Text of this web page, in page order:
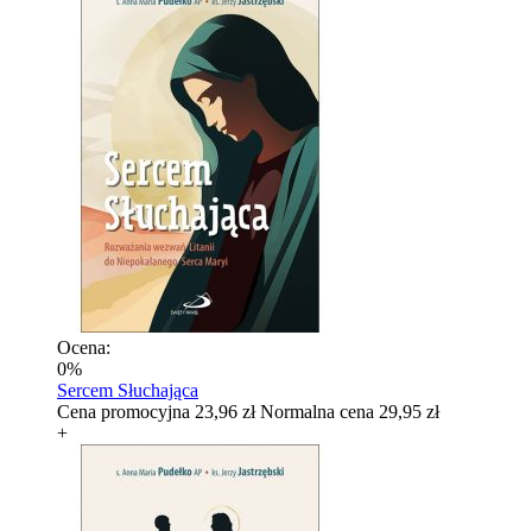
Ocena:
0%
Sercem Słuchająca
Cena promocyjna 23,96 zł Normalna cena 29,95 zł
+